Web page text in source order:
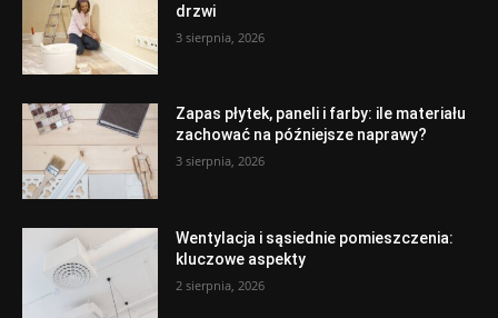
drzwi
3 sierpnia, 2026
Zapas płytek, paneli i farby: ile materiału
zachować na późniejsze naprawy?
3 sierpnia, 2026
Wentylacja i sąsiednie pomieszczenia:
kluczowe aspekty
2 sierpnia, 2026